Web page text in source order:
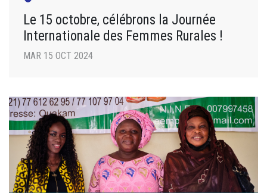
Le 15 octobre, célébrons la Journée
Internationale des Femmes Rurales !
MAR 15 OCT 2024